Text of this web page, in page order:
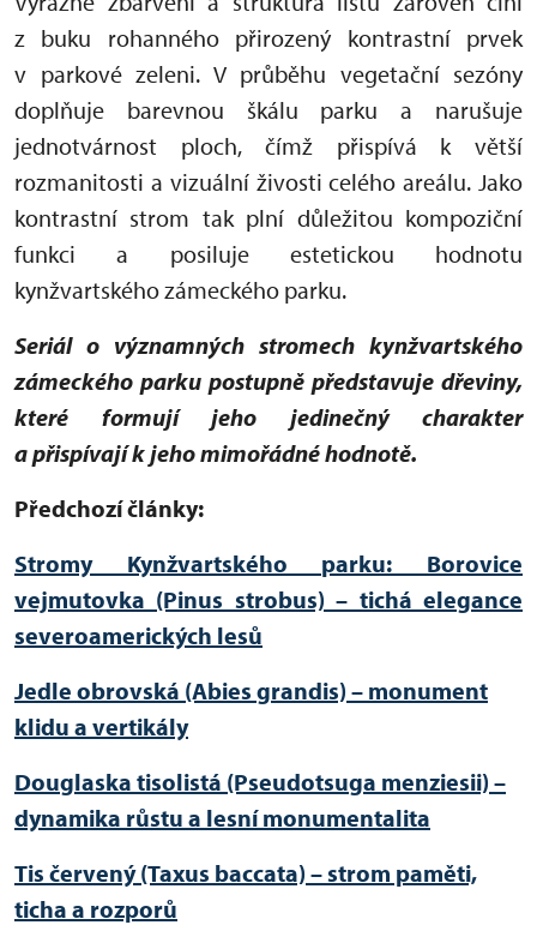
z buku rohanného přirozený kontrastní prvek
v parkové zeleni. V průběhu vegetační sezóny
doplňuje barevnou škálu parku a narušuje
jednotvárnost ploch, čímž přispívá k větší
rozmanitosti a vizuální živosti celého areálu. Jako
kontrastní strom tak plní důležitou kompoziční
funkci a posiluje estetickou hodnotu
kynžvartského zámeckého parku.
Seriál o významných stromech kynžvartského
zámeckého parku postupně představuje dřeviny,
které formují jeho jedinečný charakter
a přispívají k jeho mimořádné hodnotě.
Předchozí články:
Stromy Kynžvartského parku: Borovice
vejmutovka (Pinus strobus) – tichá elegance
severoamerických lesů
Jedle obrovská (Abies grandis) – monument
klidu a vertikály
Douglaska tisolistá (Pseudotsuga menziesii) –
dynamika růstu a lesní monumentalita
Tis červený (Taxus baccata) – strom paměti,
ticha a rozporů